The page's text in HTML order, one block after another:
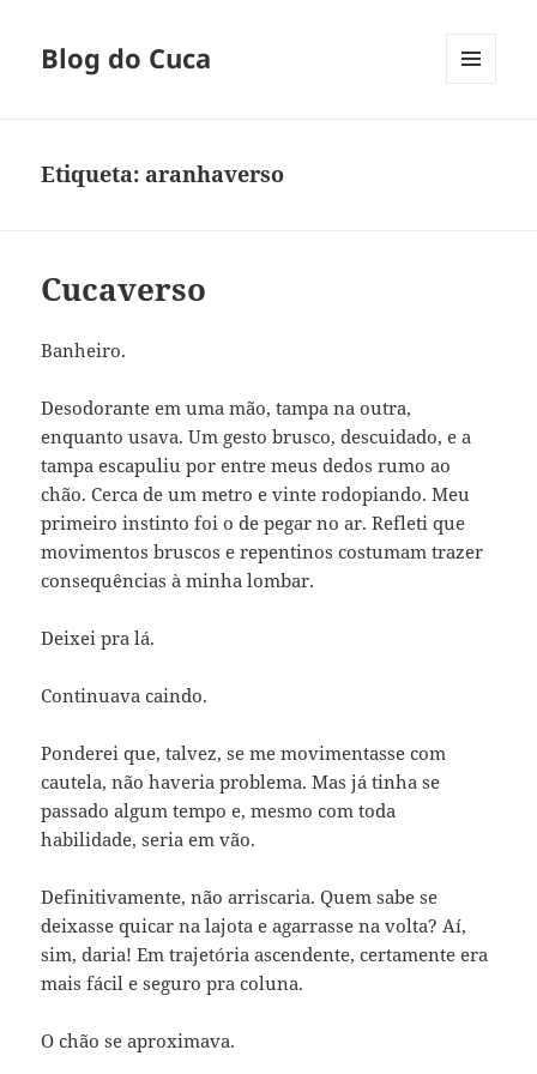
Blog do Cuca
Etiqueta: aranhaverso
Cucaverso
Banheiro.
Desodorante em uma mão, tampa na outra,
enquanto usava. Um gesto brusco, descuidado, e a
tampa escapuliu por entre meus dedos rumo ao
chão. Cerca de um metro e vinte rodopiando. Meu
primeiro instinto foi o de pegar no ar. Refleti que
movimentos bruscos e repentinos costumam trazer
consequências à minha lombar.
Deixei pra lá.
Continuava caindo.
Ponderei que, talvez, se me movimentasse com
cautela, não haveria problema. Mas já tinha se
passado algum tempo e, mesmo com toda
habilidade, seria em vão.
Definitivamente, não arriscaria. Quem sabe se
deixasse quicar na lajota e agarrasse na volta? Aí,
sim, daria! Em trajetória ascendente, certamente era
mais fácil e seguro pra coluna.
O chão se aproximava.